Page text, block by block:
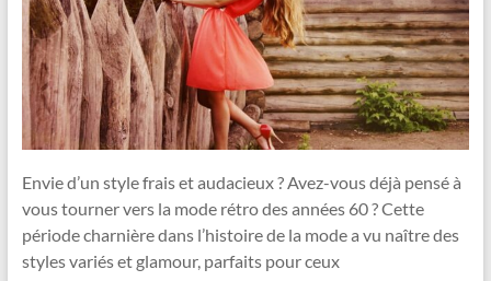
Envie d’un style frais et audacieux ? Avez-vous déjà pensé à
vous tourner vers la mode rétro des années 60 ? Cette
période charnière dans l’histoire de la mode a vu naître des
styles variés et glamour, parfaits pour ceux